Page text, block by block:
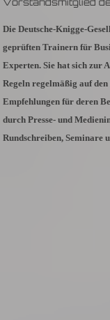
Vorstandsmitglied
Die Deutsche-Knigge-
geprüften Trainern für
Experten. Sie hat sich zur
Regeln regelmäßig auf
Empfehlungen für deren
durch Presse- und
Rundschreiben, Seminare